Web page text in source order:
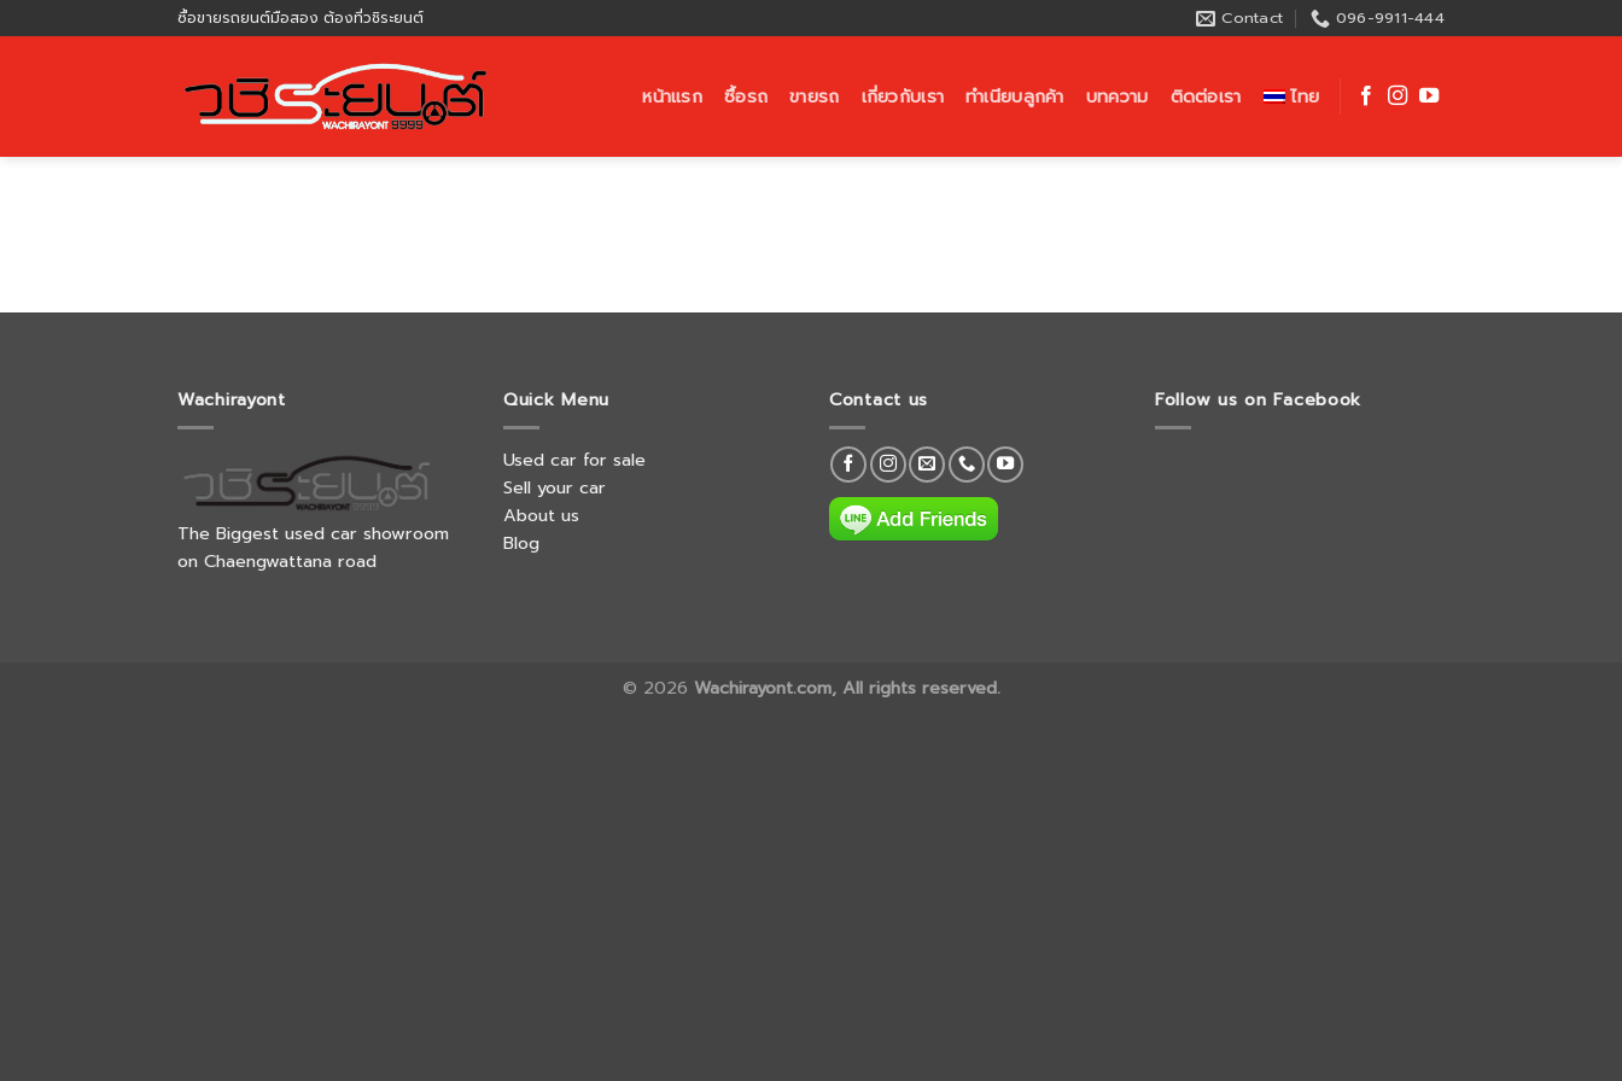
to
ซื้อขายรถยนต์มือสอง ต้องที่วชิระยนต์ Contact 096-9911-444
หน้าแรก ซื้อรถ ขายรถ เกี่ยวกับเรา ทำเนียบลูกค้า บทความ ติดต่อเรา ไทย
Wachirayont
The Biggest used car showroom
on Chaengwattana road
Quick Menu
Used car for sale
Sell your car
About us
Blog
Contact us Follow us on Facebook
© 2026 Wachirayont.com, All rights reserved.